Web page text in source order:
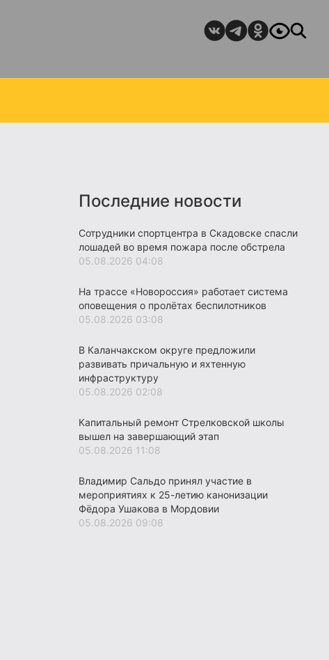
Последние новости
Сотрудники спортцентра в Скадовске спасли
лошадей во время пожара после обстрела
05.08.2026 04:08
На трассе «Новороссия» работает система
оповещения о пролётах беспилотников
05.08.2026 03:08
В Каланчакском округе предложили
развивать причальную и яхтенную
инфраструктуру
05.08.2026 02:08
Капитальный ремонт Стрелковской школы
вышел на завершающий этап
05.08.2026 11:08
Владимир Сальдо принял участие в
мероприятиях к 25-летию канонизации
Фёдора Ушакова в Мордовии
05.08.2026 09:08